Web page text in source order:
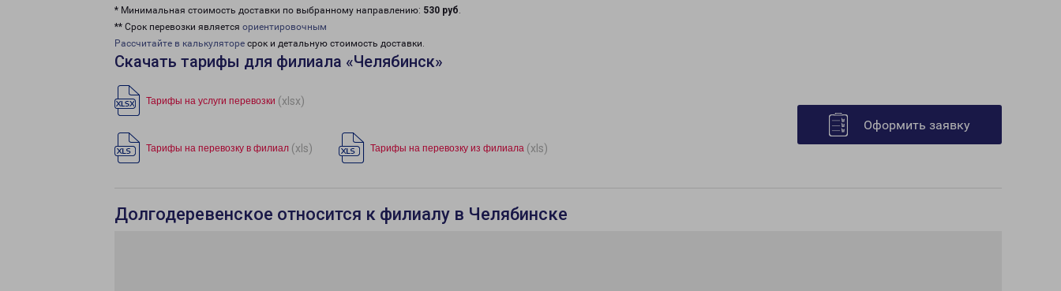
* Минимальная стоимость доставки по выбранному направлению: 530 руб.
** Срок перевозки является ориентировочным
Рассчитайте в калькуляторе срок и детальную стоимость доставки.
Скачать тарифы для филиала «Челябинск»
Тарифы на услуги перевозки (xlsx)
Тарифы на перевозку в филиал (xls) Тарифы на перевозку из филиала (xls)
Оформить заявку
Долгодеревенское относится к филиалу в Челябинске